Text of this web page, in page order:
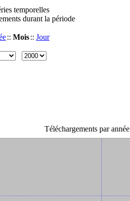
temporelles
durant la période
:: Mois:: Jour
Téléchargements par année